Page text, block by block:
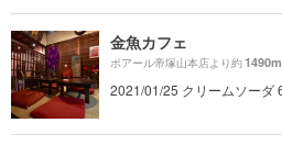
金魚カフェ
ポアール帝塚山本店より約1490m
2021/01/25 クリームソーダ